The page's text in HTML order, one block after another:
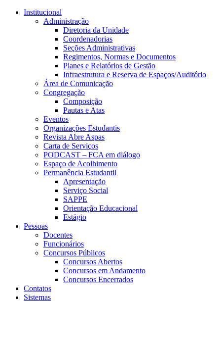
Conteúdo principal
Institucional
Administração
Diretoria da Unidade
Coordenadorias
Seções Administrativas
Regimentos, Normas e Documentos
Planes e Relatórios de Gestão
Infraestrutura e Reserva de Espaços/Auditório
Área de Comunicação
Congregação
Composição
Pautas e Atas
Eventos
Organizações Estudantis
Revista Abre Aspas
Carta de Serviços
PODCAST – FCA em diálogo
Espaço de Acolhimento
Permanência Estudantil
Apresentação
Serviço Social
SAPPE
Orientação Educacional
Estágio
Pessoas
Docentes
Funcionários
Concursos Públicos
Concursos Abertos
Concursos em Andamento
Concursos Encerrados
Contatos
Sistemas